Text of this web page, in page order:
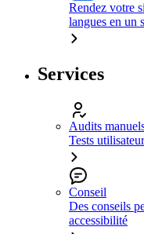
Rendez votre
langues en un
Services
Audits
Tests
Conseil
Des conseils
accessibilité